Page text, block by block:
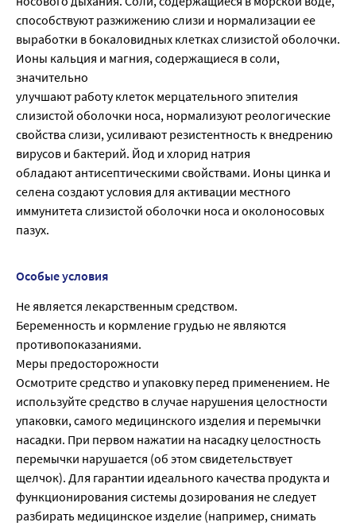
способствуют разжижению слизи и нормализации ее
выработки в бокаловидных клетках слизистой оболочки.
Ионы кальция и магния, содержащиеся в соли,
значительно
улучшают работу клеток мерцательного эпителия
слизистой оболочки носа, нормализуют реологические
свойства слизи, усиливают резистентность к внедрению
вирусов и бактерий. Йод и хлорид натрия
обладают антисептическими свойствами. Ионы цинка и
селена создают условия для активации местного
иммунитета слизистой оболочки носа и околоносовых
пазух.
Особые условия
Не является лекарственным средством.
Беременность и кормление грудью не являются
противопоказаниями.
Меры предосторожности
Осмотрите средство и упаковку перед применением. Не
используйте средство в случае нарушения целостности
упаковки, самого медицинского изделия и перемычки
насадки. При первом нажатии на насадку целостность
перемычки нарушается (об этом свидетельствует
щелчок). Для гарантии идеального качества продукта и
функционирования системы дозирования не следует
разбирать медицинское изделие (например, снимать